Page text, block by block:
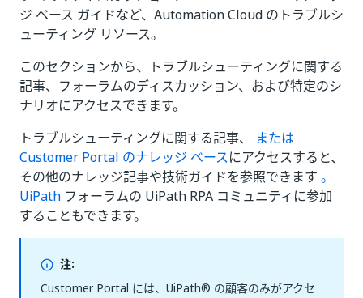
ジ ベース ガイドなど、Automation Cloud のトラブルシ
ューティング リソース。
このセクションから、トラブルシューティングに関する
記事、フォーラムのディスカッション、および特定のシ
ナリオにアクセスできます。
トラブルシューティングに関する記事、
または
Customer Portal のナレッジ ベースにアクセスすると、
その他のナレッジ記事や技術ガイドを参照できます 。
UiPath フォーラムの UiPath RPA コミュニティに参加
することもできます。
注:
Customer Portal には、UiPath® の顧客のみがアクセ